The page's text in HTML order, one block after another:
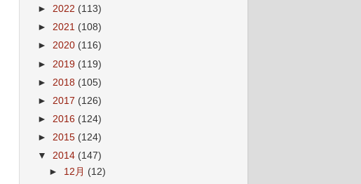
► 2022 (113)
► 2021 (108)
► 2020 (116)
► 2019 (119)
► 2018 (105)
► 2017 (126)
► 2016 (124)
► 2015 (124)
▼ 2014 (147)
► 12月 (12)